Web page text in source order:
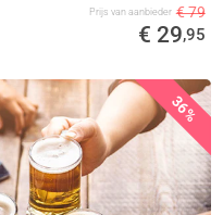
Prijs van aanbieder € 79
€ 29,95
36%